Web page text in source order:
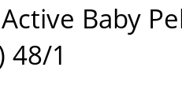
Baby
48/1